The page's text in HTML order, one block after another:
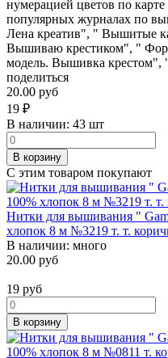
нумерацией цветов по
популярных журналах по
Лена креатив", " Вышитые
Вышиваю крестиком", "
модель. Вышивка крестом",
поделиться
20.00 руб
19 ₽
В наличии: 43 шт
В корзину
С этим товаром покупают
Нитки для вышивания "
хлопок 8 м №3219 т. т.
В наличии: много
20.00 руб
19 руб
В корзину